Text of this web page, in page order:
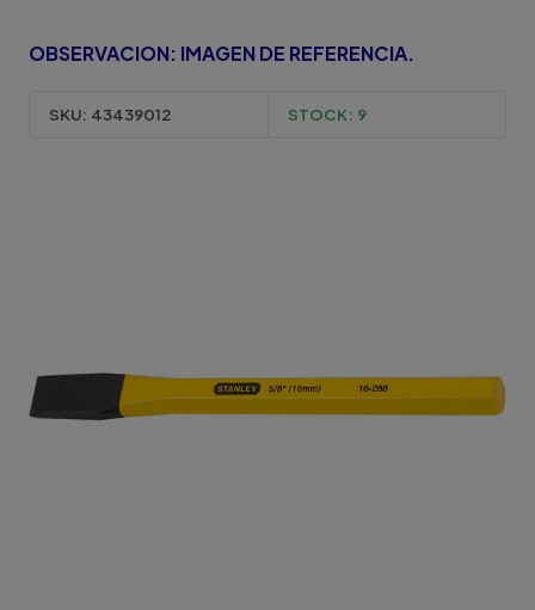
OBSERVACION: IMAGEN DE REFERENCIA.
SKU: 43439012 STOCK: 9